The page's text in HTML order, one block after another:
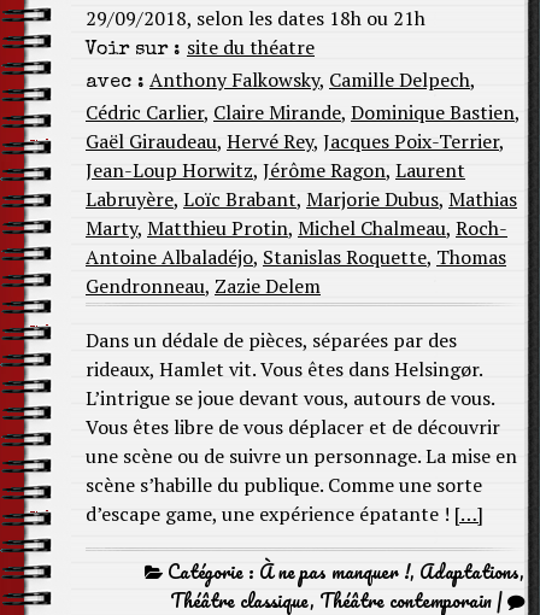
29/09/2018, selon les dates 18h ou 21h
Voir sur : site du théatre
avec : Anthony Falkowsky, Camille Delpech,
Cédric Carlier, Claire Mirande, Dominique Bastien,
Gaël Giraudeau, Hervé Rey, Jacques Poix-Terrier,
Jean-Loup Horwitz, Jérôme Ragon, Laurent
Labruyère, Loïc Brabant, Marjorie Dubus, Mathias
Marty, Matthieu Protin, Michel Chalmeau, Roch-
Antoine Albaladéjo, Stanislas Roquette, Thomas
Gendronneau, Zazie Delem
Dans un dédale de pièces, séparées par des
rideaux, Hamlet vit. Vous êtes dans Helsingør.
L’intrigue se joue devant vous, autours de vous.
Vous êtes libre de vous déplacer et de découvrir
une scène ou de suivre un personnage. La mise en
scène s’habille du publique. Comme une sorte
d’escape game, une expérience épatante ! […]
Catégorie : À ne pas manquer !, Adaptations,
Théâtre classique, Théâtre contemporain|